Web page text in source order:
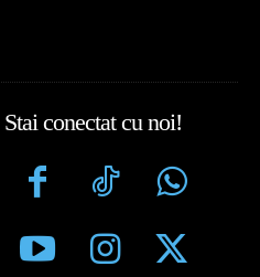
Stai conectat cu noi!